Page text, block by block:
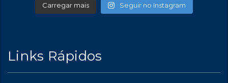
Carregar mais Seguir no Instagram
Links Rápidos